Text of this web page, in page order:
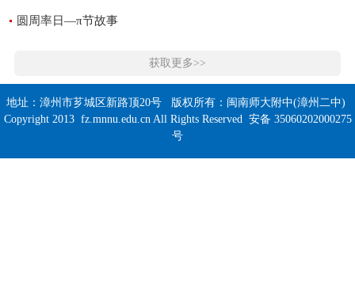
圆周率日—π节故事
获取更多>>
地址：漳州市芗城区新路顶20号 版权所有：闽南师大附中(漳州二中)
Copyright 2013 fz.mnnu.edu.cn All Rights Reserved 安备 35060202000275
号